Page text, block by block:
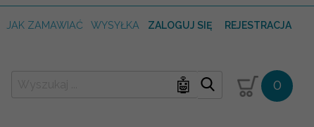
JAK ZAMAWIAĆ WYSYŁKA ZALOGUJ SIĘ REJESTRACJA
🤖 0